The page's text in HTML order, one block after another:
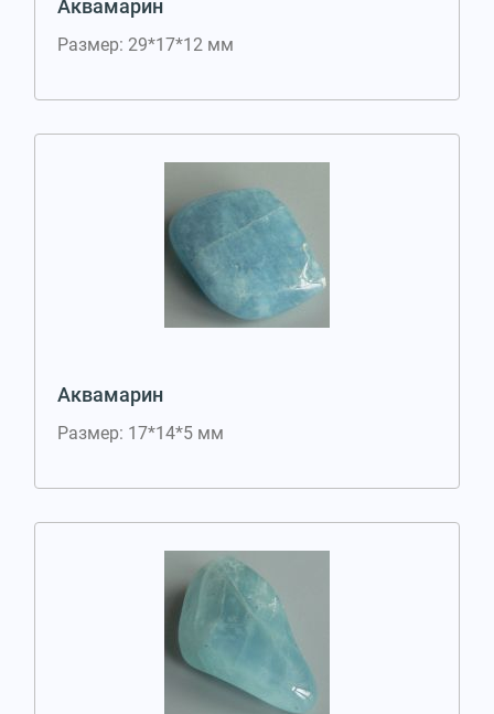
Аквамарин
Размер: 29*17*12 мм
Аквамарин
Размер: 17*14*5 мм